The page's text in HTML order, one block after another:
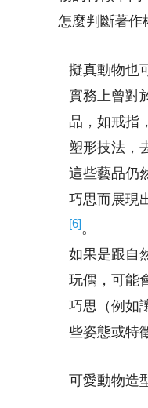
怎麼判斷著作
擬真動物也
實務上曾對
品，如戒指
塑形技法，
這些藝品仍
巧思而展現
[6]。
如果是跟自
玩偶，可能
巧思（例如
些姿態或特
可愛動物造